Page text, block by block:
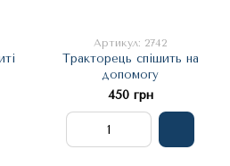
Артикул: 2742
Тракторець спішить на
допомогу
450 грн